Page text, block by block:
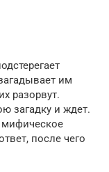
им
разорвут.
загадку и ждет.
мифическое
после чего